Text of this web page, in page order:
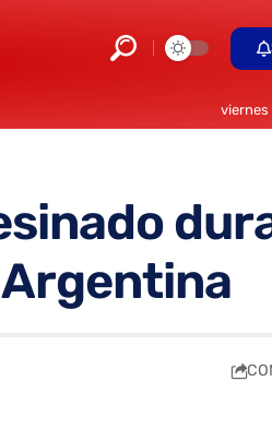
viernes